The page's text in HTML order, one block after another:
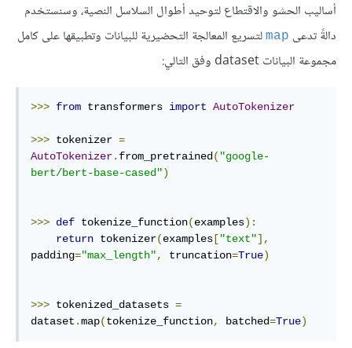
أساليب الحشو والاقتطاع لتوحيد أطوال السلاسل النصية، وسنستخدم
دالةً تدعى map لتسريع المعالجة التحضيرية للبيانات وتطبيقها على كامل
مجموعة البيانات dataset وفق التالي:
>>> from transformers import AutoTokenizer
>>> tokenizer =
AutoTokenizer. from_pretrained ( "google-
bert/bert-base-cased")
>>> def tokenize_function(examples):
return tokenizer(examples ["text"],
padding="max_length", truncation=True)
>>> tokenized_datasets =
dataset .map(tokenize_function, batched=True)